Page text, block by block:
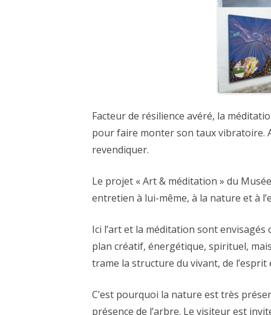
Facteur de résilience avéré, la
pour faire monter son taux vibratoire.
revendiquer.
Le projet « Art & méditation » du
entretien à lui-même, à la nature et à
Ici l’art et la méditation sont
plan créatif, énergétique, spirituel,
trame la structure du vivant, de l’esprit
C’est pourquoi la nature est très
présence de l’arbre. Le visiteur est